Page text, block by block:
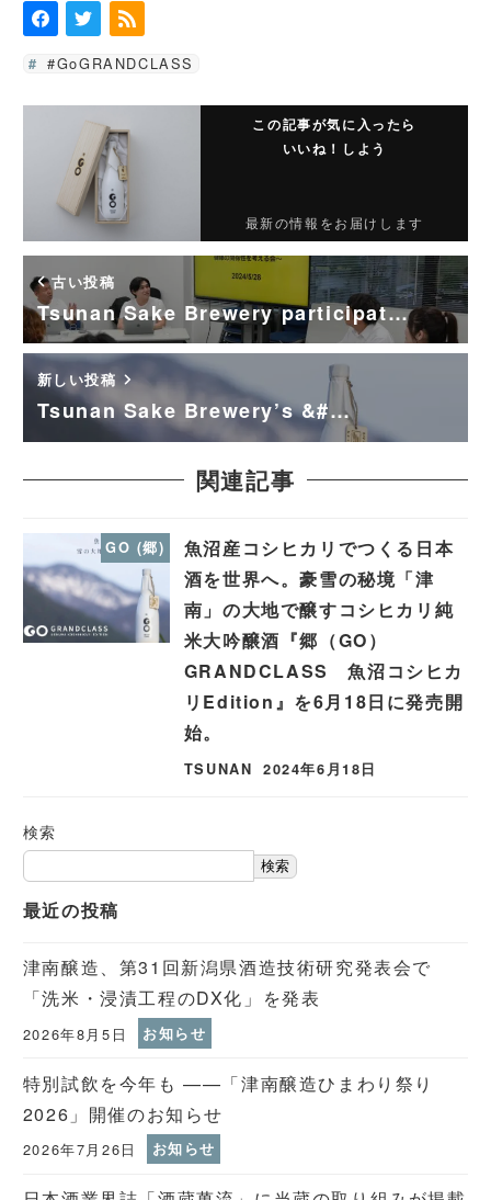
#GoGRANDCLASS
この記事が気に入ったら
いいね！しよう
最新の情報をお届けします
古い投稿
Tsunan Sake Brewery participat…
新しい投稿
Tsunan Sake Brewery’s &#…
関連記事
GO (郷)
魚沼産コシヒカリでつくる日本
酒を世界へ。豪雪の秘境「津
南」の大地で醸すコシヒカリ純
米大吟醸酒『郷（GO）
GRANDCLASS 魚沼コシヒカ
リEdition』を6月18日に発売開
始。
TSUNAN 2024年6月18日
検索
検索
最近の投稿
津南醸造、第31回新潟県酒造技術研究発表会で
「洗米・浸漬工程のDX化」を発表
2026年8月5日 お知らせ
特別試飲を今年も ——「津南醸造ひまわり祭り
2026」開催のお知らせ
2026年7月26日 お知らせ